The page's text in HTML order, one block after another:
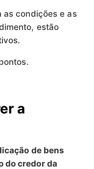
as condições e as
estão
a
de bens
do credor da